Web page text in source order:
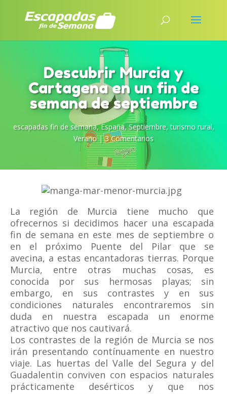
Descubrir Murcia y
Cartagena en un fin de
semana de septiembre
escapadas fin de semana,España,Septiembre,turismo rural,
Verano|3 Comentarios
La región de Murcia tiene mucho que
ofrecernos si decidimos hacer una escapada
fin de semana en este mes de septiembre o
en el próximo Puente del Pilar que se
avecina, a estas encantadoras tierras. Porque
Murcia, entre otras muchas cosas, es
conocida por sus hermosas playas; sin
embargo, en sus contrastes y en sus
condiciones naturales encontraremos sin
duda en nuestra escapada un enorme
atractivo que nos cautivará.
Los contrastes de la región de Murcia se nos
irán presentando contínuamente en nuestro
viaje. Las huertas del Valle del Segura y del
Guadalentin conviven con espacios naturales
prácticamente desérticos y que nos